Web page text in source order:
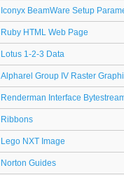
Iconyx BeamWare Setup
Ruby HTML Web Page
Lotus 1-2-3 Data
Alpharel Group IV Raster
Renderman Interface
Ribbons
Lego NXT Image
Norton Guides